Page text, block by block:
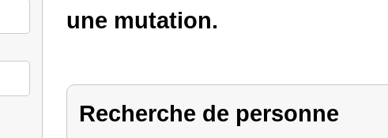
une mutation.
Recherche de personne